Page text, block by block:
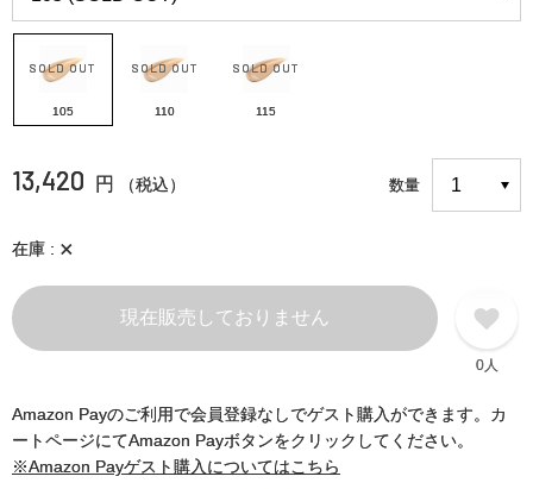
105 110 115
13,420 円 （税込） 数量
在庫 ×
現在販売しておりません
0人
Amazon Payのご利用で会員登録なしでゲスト購入ができます。カ
ートページにてAmazon Payボタンをクリックしてください。
※Amazon Payゲスト購入についてはこちら